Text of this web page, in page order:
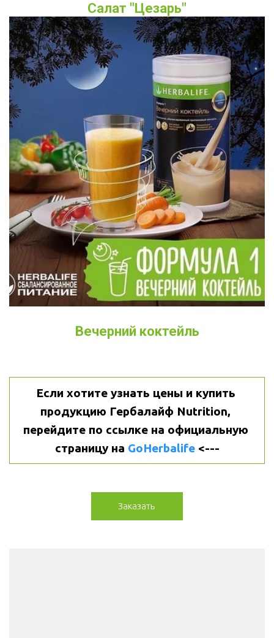
Салат "Цезарь"
Вечерний коктейль
Если хотите узнать цены и купить
продукцию Гербалайф Nutrition,
перейдите по ссылке на официальную
страницу на GoHerbalife <---
Заказать